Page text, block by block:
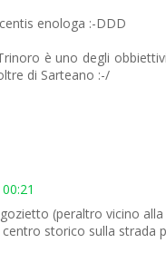
enologa :-DDD
è uno degli
di Sarteano :-/
(peraltro vicino
storico sulla strada